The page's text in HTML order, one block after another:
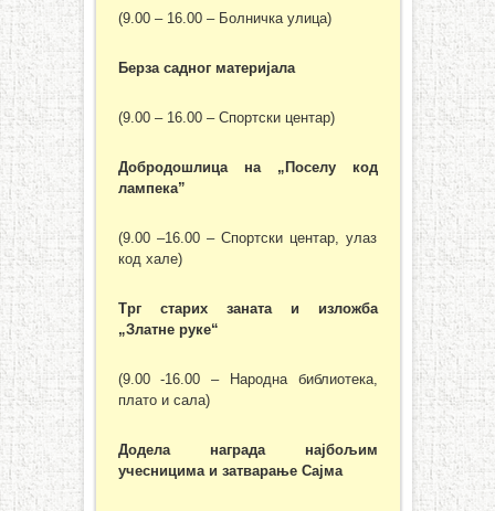
(9.00 – 16.00 – Болничка улица)
Берза садног материјала
(9.00 – 16.00 – Спортски центар)
Добродошлица на „Поселу код
лампека”
(9.00 –16.00 – Спортски центар, улаз
код хале)
Трг старих заната и изложба
„Златне руке“
(9.00 -16.00 – Народнa библиотекa,
плато и сала)
Додела награда најбољим
учесницима и затварање Сајма